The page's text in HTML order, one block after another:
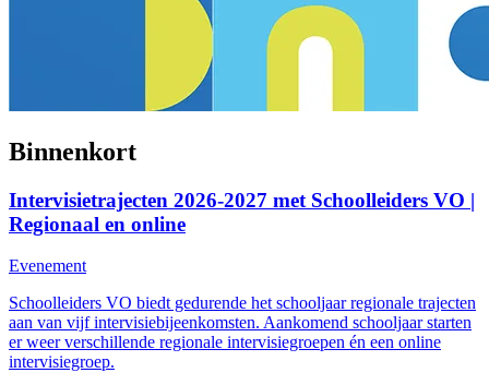
Binnenkort
Intervisietrajecten 2026-2027 met Schoolleiders VO |
Regionaal en online
Evenement
Schoolleiders VO biedt gedurende het schooljaar regionale trajecten
aan van vijf intervisiebijeenkomsten. Aankomend schooljaar starten
er weer verschillende regionale intervisiegroepen én een online
intervisiegroep.